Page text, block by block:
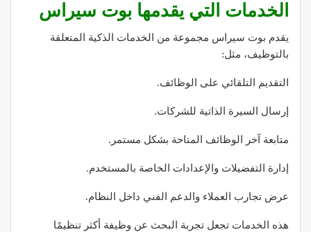
الخدمات التي يقدمها بوت سيراس
يقدم بوت سيراس مجموعة من الخدمات الذكية المتعلقة
بالتوظيف، مثل:
التقديم التلقائي على الوظائف.
إرسال السيرة الذاتية للشركات.
متابعة آخر الوظائف المتاحة بشكل مستمر.
إدارة التفضيلات والإعدادات الخاصة بالمستخدم.
عرض تجارب العملاء والدعم الفني داخل النظام.
هذه الخدمات تجعل تجربة البحث عن وظيفة أكثر تنظيمًا